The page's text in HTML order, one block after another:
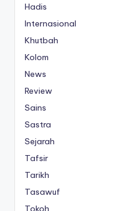
Hadis
Internasional
Khutbah
Kolom
News
Review
Sains
Sastra
Sejarah
Tafsir
Tarikh
Tasawuf
Tokoh